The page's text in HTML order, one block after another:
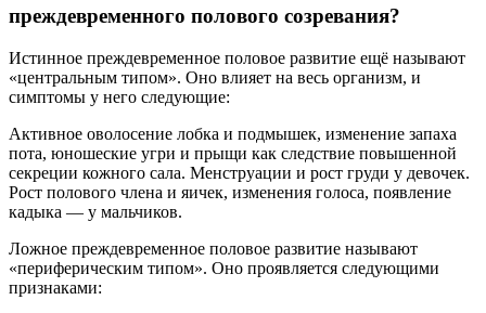
преждевременного полового созревания?
Истинное преждевременное половое развитие ещё называют
«центральным типом». Оно влияет на весь организм, и
симптомы у него следующие:
Активное оволосение лобка и подмышек, изменение запаха
пота, юношеские угри и прыщи как следствие повышенной
секреции кожного сала. Менструации и рост груди у девочек.
Рост полового члена и яичек, изменения голоса, появление
кадыка — у мальчиков.
Ложное преждевременное половое развитие называют
«периферическим типом». Оно проявляется следующими
признаками: